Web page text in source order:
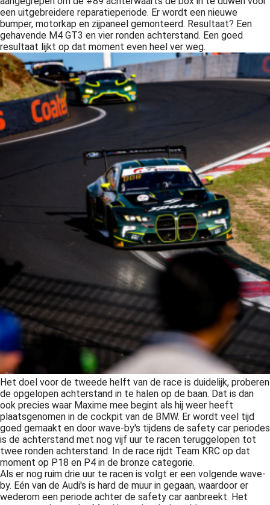
een uitgebreidere reparatieperiode. Er wordt een nieuwe
bumper, motorkap en zijpaneel gemonteerd. Resultaat? Een
gehavende M4 GT3 en vier ronden achterstand. Een goed
resultaat lijkt op dat moment even heel ver weg.
Het doel voor de tweede helft van de race is duidelijk, proberen
de opgelopen achterstand in te halen op de baan. Dat is dan
ook precies waar Maxime mee begint als hij weer heeft
plaatsgenomen in de cockpit van de BMW. Er wordt veel tijd
goed gemaakt en door wave-by's tijdens de safety car periodes
is de achterstand met nog vijf uur te racen teruggelopen tot
twee ronden achterstand. In de race rijdt Team KRC op dat
moment op P18 en P4 in de bronze categorie.
Als er nog ruim drie uur te racen is volgt er een volgende wave-
by. Eén van de Audi's is hard de muur in gegaan, waardoor er
wederom een periode achter de safety car aanbreekt. Het